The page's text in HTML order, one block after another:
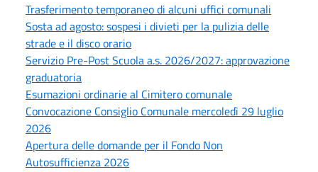
Trasferimento temporaneo di alcuni uffici comunali
Sosta ad agosto: sospesi i divieti per la pulizia delle
strade e il disco orario
Servizio Pre-Post Scuola a.s. 2026/2027: approvazione
graduatoria
Esumazioni ordinarie al Cimitero comunale
Convocazione Consiglio Comunale mercoledì 29 luglio
2026
Apertura delle domande per il Fondo Non
Autosufficienza 2026